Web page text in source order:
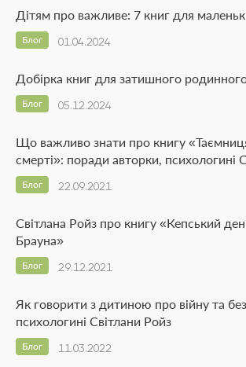
Дітям про важливе: 7 книг для
01.04.2024
Блог
Добірка книг для затишного
05.12.2024
Блог
Що важливо знати про книгу
смерті»: поради авторки, психологині
22.09.2021
Блог
Світлана Ройз про книгу «Кепський
Брауна»
29.12.2021
Блог
Як говорити з дитиною про війну та
психологині Світлани Ройз
11.03.2022
Блог